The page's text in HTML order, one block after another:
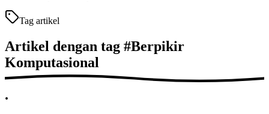
Tag artikel
Artikel dengan tag #Berpikir
Komputasional
.